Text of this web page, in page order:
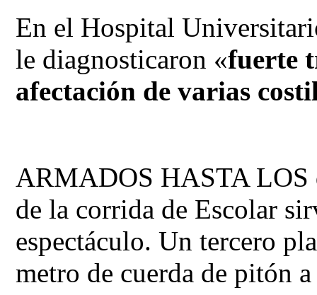
En el Hospital
le diagnosticaron «fuerte
afectación de varias
ARMADOS HASTA LOS
de la corrida de Escolar
espectáculo. Un tercero
metro de cuerda de pitón